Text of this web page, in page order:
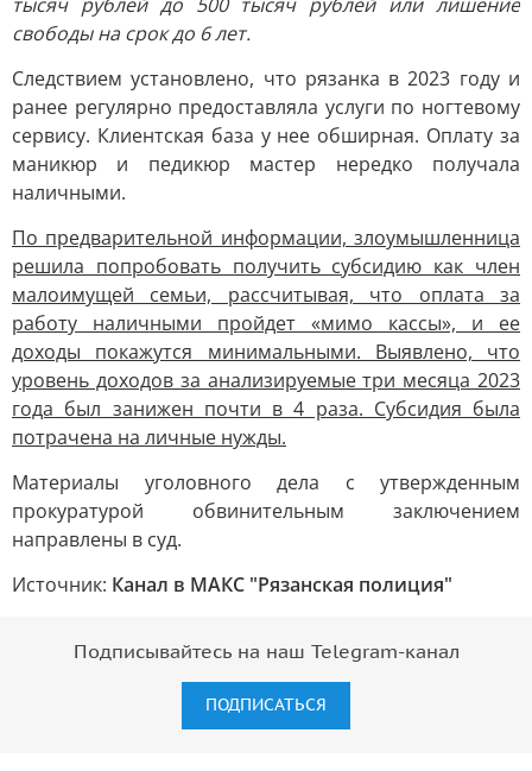
свободы на срок до 6 лет.
Следствием установлено, что рязанка в 2023 году и
ранее регулярно предоставляла услуги по ногтевому
сервису. Клиентская база у нее обширная. Оплату за
маникюр и педикюр мастер нередко получала
наличными.
По предварительной информации, злоумышленница
решила попробовать получить субсидию как член
малоимущей семьи, рассчитывая, что оплата за
работу наличными пройдет «мимо кассы», и ее
доходы покажутся минимальными. Выявлено, что
уровень доходов за анализируемые три месяца 2023
года был занижен почти в 4 раза. Субсидия была
потрачена на личные нужды.
Материалы уголовного дела с утвержденным
прокуратурой обвинительным заключением
направлены в суд.
Источник: Канал в МАКС "Рязанская полиция"
Подписывайтесь на наш Telegram-канал
ПОДПИСАТЬСЯ